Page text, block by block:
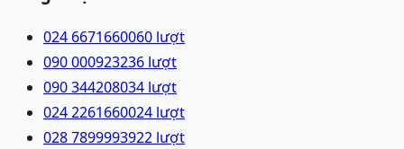
024 6671660060 lượt
090 000923236 lượt
090 344208034 lượt
024 2261660024 lượt
028 7899993922 lượt